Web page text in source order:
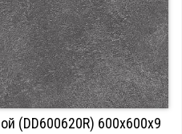
(DD600620R) 600х600х9